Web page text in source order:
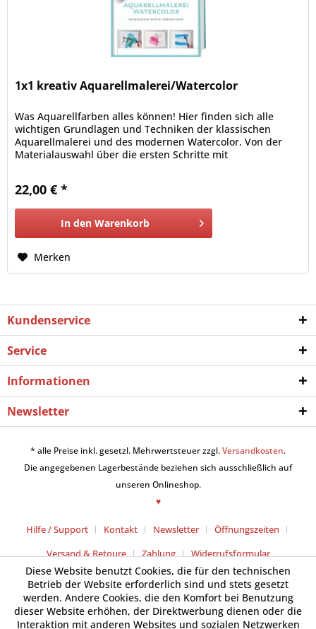
1x1 kreativ Aquarellmalerei/Watercolor
Was Aquarellfarben alles können! Hier finden sich alle
wichtigen Grundlagen und Techniken der klassischen
Aquarellmalerei und des modernen Watercolor. Von der
Materialauswahl über die ersten Schritte mit
22,00 € *
In den Warenkorb
Merken
Kundenservice
Service
Informationen
Newsletter
* alle Preise inkl. gesetzl. Mehrwertsteuer zzgl.Versandkosten.
Die angegebenen Lagerbestände beziehen sich ausschließlich auf
unseren Onlineshop.
♥
Hilfe / Support Kontakt Newsletter
Öffnungszeiten
Versand & Retoure
Zahlung Widerrufsformular
Diese Website benutzt Cookies, die für den technischen
Betrieb der Website erforderlich sind und stets gesetzt
werden. Andere Cookies, die den Komfort bei Benutzung
dieser Website erhöhen, der Direktwerbung dienen oder die
Interaktion mit anderen Websites und sozialen Netzwerken